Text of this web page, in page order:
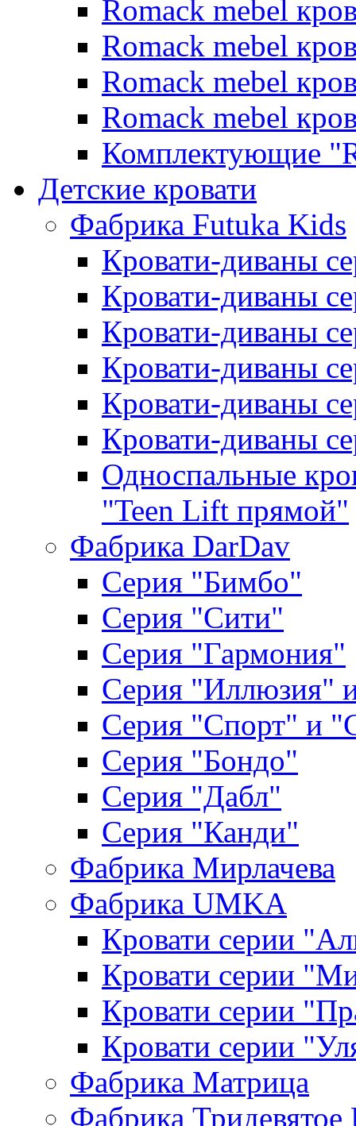
Romack mebel
Romack mebel
Romack mebel
Romack mebel
Комплектующие
Детские кровати
Фабрика Futuka Kids
Кровати-диваны
Кровати-диваны
Кровати-диваны
Кровати-диваны
Кровати-диваны
Кровати-диваны
Односпальные
"Teen Lift прямой"
Фабрика DarDav
Серия "Бимбо"
Серия "Сити"
Серия "Гармония"
Серия "Иллюзия"
Серия "Спорт" и
Серия "Бондо"
Серия "Дабл"
Серия "Канди"
Фабрика Мирлачева
Фабрика UMKA
Кровати серии
Кровати серии
Кровати серии
Кровати серии
Фабрика Матрица
Фабрика Тридевятое